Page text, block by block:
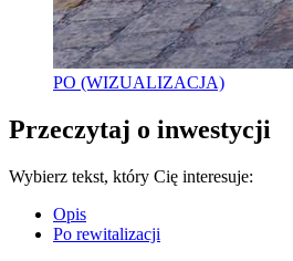
PO (WIZUALIZACJA)
Przeczytaj o inwestycji
Wybierz tekst, który Cię interesuje:
Opis
Po rewitalizacji